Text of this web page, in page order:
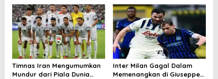
Timnas Iran Mengumumkan
Mundur dari Piala Dunia
Inter Milan Gagal Dalam
Memenangkan di Giuseppe